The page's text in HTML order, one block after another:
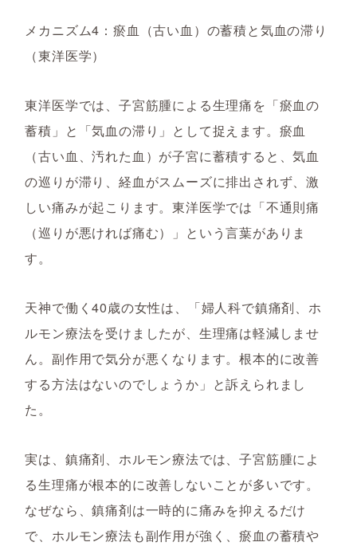
メカニズム4：瘀血（古い血）の蓄積と気血の滞り
（東洋医学）
東洋医学では、子宮筋腫による生理痛を「瘀血の
蓄積」と「気血の滞り」として捉えます。瘀血
（古い血、汚れた血）が子宮に蓄積すると、気血
の巡りが滞り、経血がスムーズに排出されず、激
しい痛みが起こります。東洋医学では「不通則痛
（巡りが悪ければ痛む）」という言葉がありま
す。
天神で働く40歳の女性は、「婦人科で鎮痛剤、ホ
ルモン療法を受けましたが、生理痛は軽減しませ
ん。副作用で気分が悪くなります。根本的に改善
する方法はないのでしょうか」と訴えられまし
た。
実は、鎮痛剤、ホルモン療法では、子宮筋腫によ
る生理痛が根本的に改善しないことが多いです。
なぜなら、鎮痛剤は一時的に痛みを抑えるだけ
で、ホルモン療法も副作用が強く、瘀血の蓄積や